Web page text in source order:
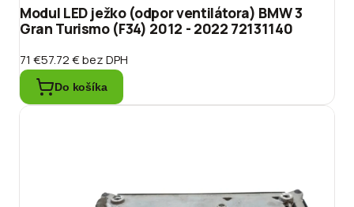
Modul LED ježko (odpor ventilátora) BMW 3
Gran Turismo (F34) 2012 - 2022 72131140
71 €57.72 €bez DPH
Do košíka